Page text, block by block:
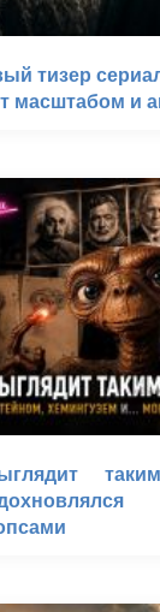
тизер
масштабом и